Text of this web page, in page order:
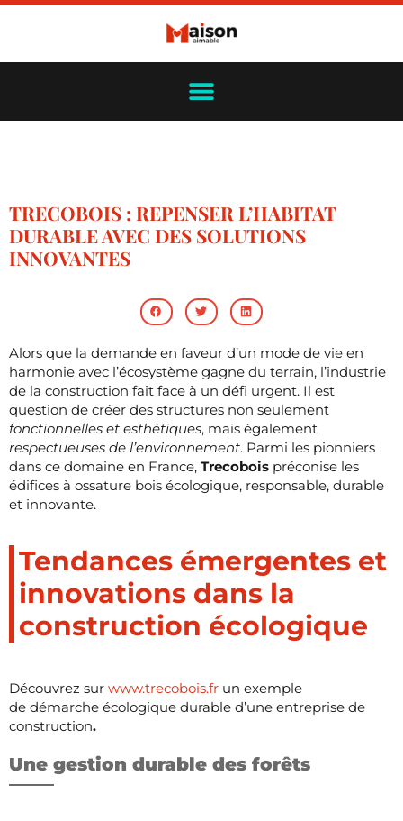
TRECOBOIS : REPENSER L’HABITAT
DURABLE AVEC DES SOLUTIONS
INNOVANTES
Alors que la demande en faveur d’un mode de vie en
harmonie avec l’écosystème gagne du terrain, l’industrie
de la construction fait face à un défi urgent. Il est
question de créer des structures non seulement
fonctionnelles et esthétiques, mais également
respectueuses de l’environnement. Parmi les pionniers
dans ce domaine en France, Trecobois préconise les
édifices à ossature bois écologique, responsable, durable
et innovante.
Tendances émergentes et
innovations dans la
construction écologique
Découvrez sur www.trecobois.fr un exemple
de démarche écologique durable d’une entreprise de
construction.
Une gestion durable des forêts